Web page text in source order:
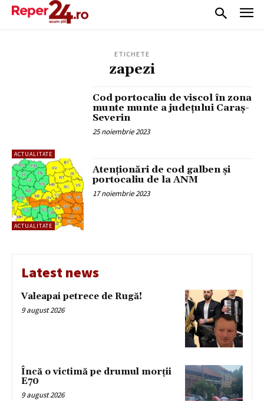
ETICHETE
zapezi
ACTUALITATE
Cod portocaliu de viscol în zona
munte munte a județului Caraș-
Severin
25 noiembrie 2023
ACTUALITATE
Atenționări de cod galben și
portocaliu de la ANM
17 noiembrie 2023
Latest news
Valeapai petrece de Rugă!
9 august 2026
Încă o victimă pe drumul morții
E70
9 august 2026